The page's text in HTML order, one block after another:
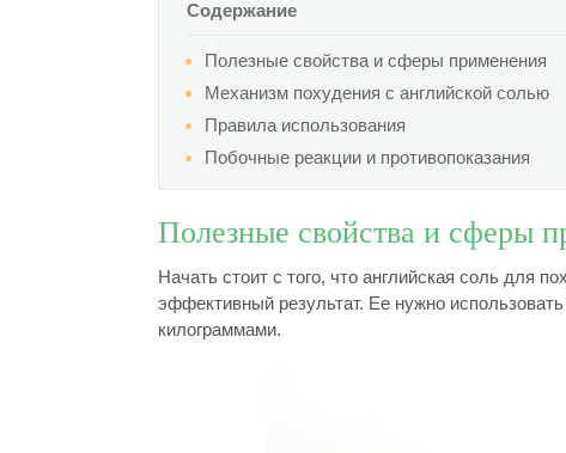
Содержание
Полезные свойства и сферы применения
Механизм похудения с английской солью
Правила использования
Побочные реакции и противопоказания
Полезные свойства и сферы
Начать стоит с того, что английская соль для
эффективный результат. Ее нужно
килограммами.